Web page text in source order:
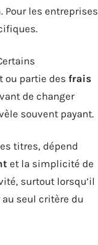
. Pour les entreprises
ou partie des frais
de changer
souvent payant.
titres, dépend
et la simplicité de
surtout lorsqu’il
seul critère du